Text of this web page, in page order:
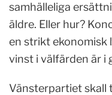
samhälleliga
äldre. Eller hur?
en strikt ekonomisk
vinst i välfärden är i
Vänsterpartiet skall